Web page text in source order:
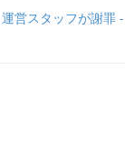
営スタッフが謝罪 -